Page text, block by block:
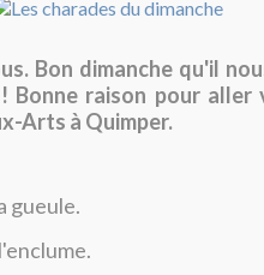
Bon dimanche qu'il
raison pour aller
Arts à Quimper.
gueule.